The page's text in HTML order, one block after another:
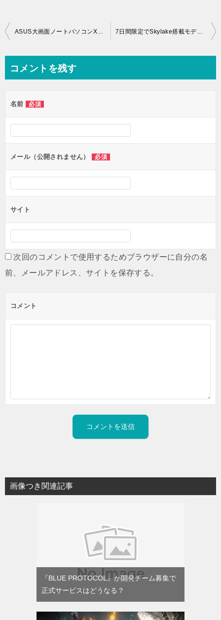
投
ビ
ー
シ
ン
ASUS大画面ノートパソコンX751LDV-T4371Hがアウトレットで5万円オフ！ 7日間限定でSkylake搭載モデルHP ENVY 750-180jp/CTが23000円オフ！
コメントを残す
名前 必須
メール（公開されません） 必須
サイト
次回のコメントで使用するためブラウザーに自分の名
前、メールアドレス、サイトを保存する。
コメント
画像つき関連記事
『BLUE PROTOCOL』が開発チーム募集で
正式サービスはどうなる？